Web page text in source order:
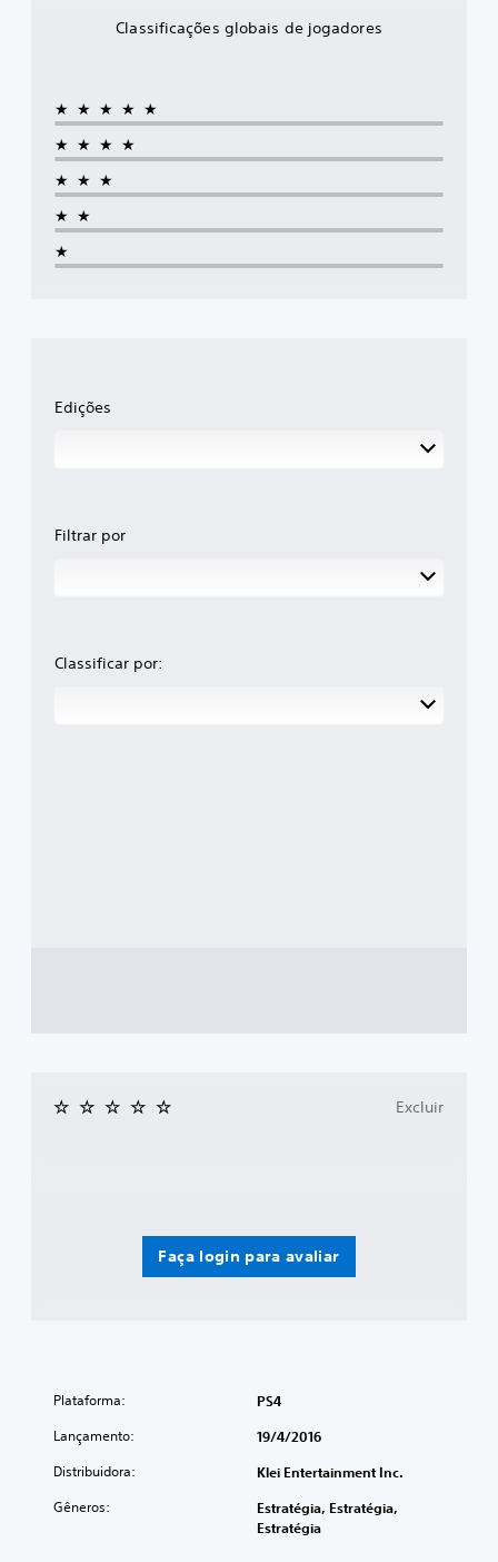
Classificações globais de jogadores
★★★★★
★★★★
★★★
★★
★
Edições
Filtrar por
Classificar por:
Faça login para avaliar
Excluir
Plataforma: PS4
Lançamento: 19/4/2016
Distribuidora: Klei Entertainment Inc.
Gêneros:
Estratégia, Estratégia,
Estratégia